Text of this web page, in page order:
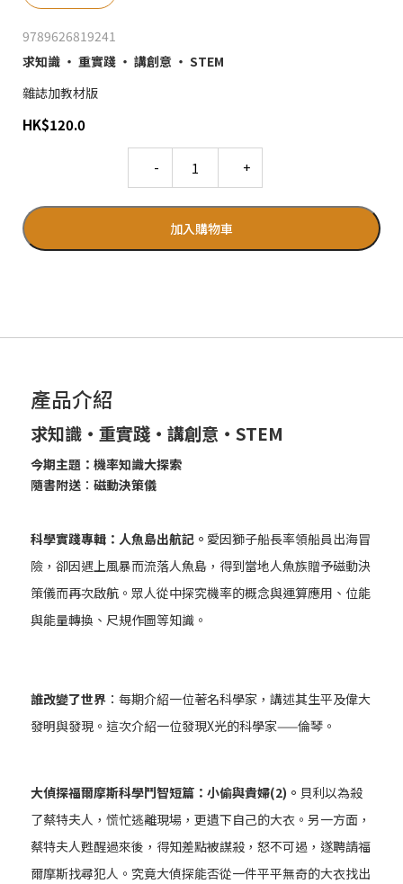
9789626819241
求知識 ‧ 重實踐 ‧ 講創意 ‧ STEM
雜誌加教材版
HK$120.0
加入購物車
產品介紹
求知識‧重實踐‧講創意‧STEM
今期主題：機率知識大探索
隨書附送︰磁動決策儀
科學實踐專輯：人魚島出航記。 愛因獅子船長率領船員出海冒
險，卻因遇上風暴而流落人魚島，得到當地人魚族贈予磁動決
策儀而再次啟航。眾人從中探究機率的概念與運算應用、位能
與能量轉換、尺規作圖等知識。
誰改變了世界：每期介紹一位著名科學家，講述其生平及偉大
發明與發現。這次介紹一位發現X光的科學家——倫琴。
大偵探福爾摩斯科學鬥智短篇：小偷與貴婦(2)。 貝利以為殺
了蔡特夫人，慌忙逃離現場，更遺下自己的大衣。另一方面，
蔡特夫人甦醒過來後，得知差點被謀殺，怒不可遏，遂聘請福
爾摩斯找尋犯人。究竟大偵探能否從一件平平無奇的大衣找出